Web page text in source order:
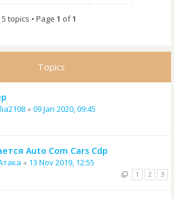
5 topics • Page 1 of1
Topics
« 09 Jan 2020, 09:45
Auto Com Cars Cdp
« 13 Nov 2019, 12:55
1 2 3